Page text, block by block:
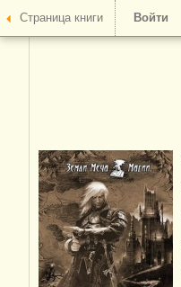
Страница книги Войти